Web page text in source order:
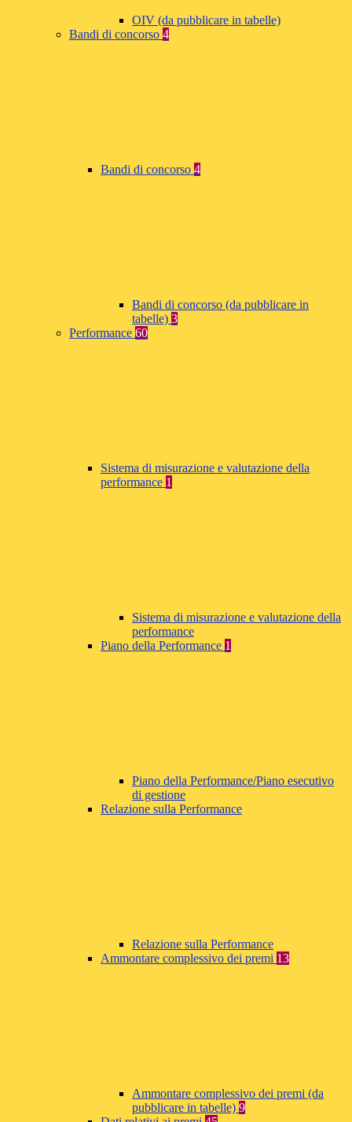
OIV (da pubblicare in tabelle)
Bandi di concorso 4
Bandi di concorso 4
Bandi di concorso (da pubblicare in
tabelle) 3
Performance 60
Sistema di misurazione e valutazione della
performance 1
Sistema di misurazione e valutazione della
performance
Piano della Performance 1
Piano della Performance/Piano esecutivo
di gestione
Relazione sulla Performance
Relazione sulla Performance
Ammontare complessivo dei premi 13
Ammontare complessivo dei premi (da
pubblicare in tabelle) 9